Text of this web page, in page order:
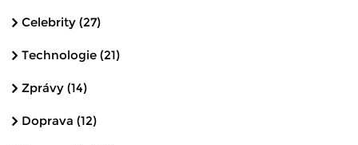
Celebrity (27)
Technologie (21)
Zprávy (14)
Doprava (12)